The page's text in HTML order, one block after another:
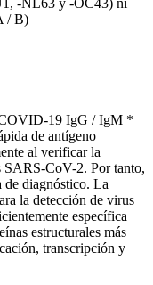
-NL63 y -OC43) ni
/ B)
19 IgG / IgM *
de antígeno
al verificar la
SARS-CoV-2. Por tanto,
de diagnóstico. La
la detección de virus
específica
estructurales más
transcripción y